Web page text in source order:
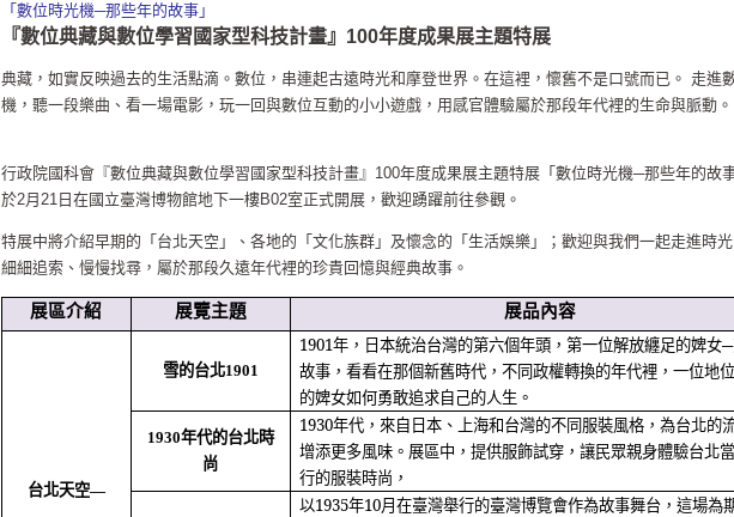
「數位時光機─那些年的故事」
『數位典藏與數位學習國家型科技計畫』100年度成果展主題特展
典藏，如實反映過去的生活點滴。數位，串連起古遠時光和摩登世界。在這裡，懷舊不是口號而已。 走進
機，聽一段樂曲、看一場電影，玩一回與數位互動的小小遊戲，用感官體驗屬於那段年代裡的生命與脈動。
行政院國科會『數位典藏與數位學習國家型科技計畫』100年度成果展主題特展「數位時光機─那些年的故
於2月21日在國立臺灣博物館地下一樓B02室正式開展，歡迎踴躍前往參觀。
特展中將介紹早期的「台北天空」、各地的「文化族群」及懷念的「生活娛樂」；歡迎與我們一起走進時
細細追索、慢慢找尋，屬於那段久遠年代裡的珍貴回憶與經典故事。
展區介紹 展覽主題 展品內容
台北天空―
雪的台北1901
1901年，日本統治台灣的第六個年頭，第一位解放纏足的婢女
故事，看看在那個新舊時代，不同政權轉換的年代裡，一位地
的婢女如何勇敢追求自己的人生。
1930年代的台北時
尚
1930年代，來自日本、上海和台灣的不同服裝風格，為台北的
增添更多風味。展區中，提供服飾試穿，讓民眾親身體驗台北
行的服裝時尚，
以1935年10月在臺灣舉行的臺灣博覽會作為故事舞台，這場為